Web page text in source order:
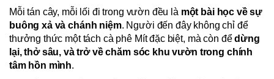
Mỗi tán cây, mỗi lối đi trong vườn đều là một bài học về sự
buông xả và chánh niệm. Người đến đây không chỉ để
thưởng thức một tách cà phê Mít đặc biệt, mà còn đểdừng
lại, thở sâu, và trở về chăm sóc khu vườn trong chính
tâm hồn mình.